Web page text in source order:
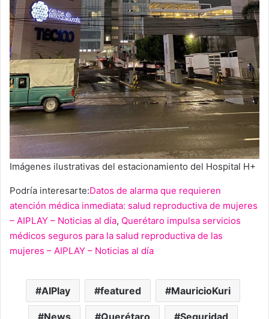
Imágenes ilustrativas del estacionamiento del Hospital H+
Podría interesarte:Datos de alarma que requieren
atención médica inmediata: salud reproductiva de mujeres
– AIPLAY – Noticias al día, Querétaro impulsa servicios
médicos seguros para la salud reproductiva de las
mujeres – AIPLAY – Noticias al día
AIPlay featured MauricioKuri